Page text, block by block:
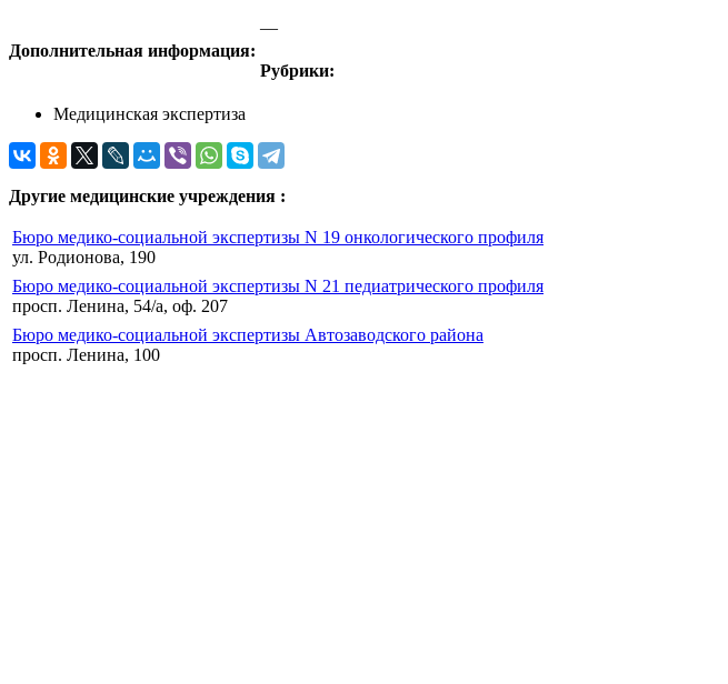
Дополнительная информация:
—
Рубрики:
Медицинская экспертиза
Другие медицинские учреждения :
Бюро медико-социальной экспертизы N 19 онкологического профиля
ул. Родионова, 190
Бюро медико-социальной экспертизы N 21 педиатрического профиля
просп. Ленина, 54/а, оф. 207
Бюро медико-социальной экспертизы Автозаводского района
просп. Ленина, 100